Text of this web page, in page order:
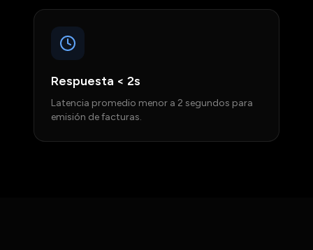
Respuesta < 2s
Latencia promedio menor a 2 segundos para
emisión de facturas.